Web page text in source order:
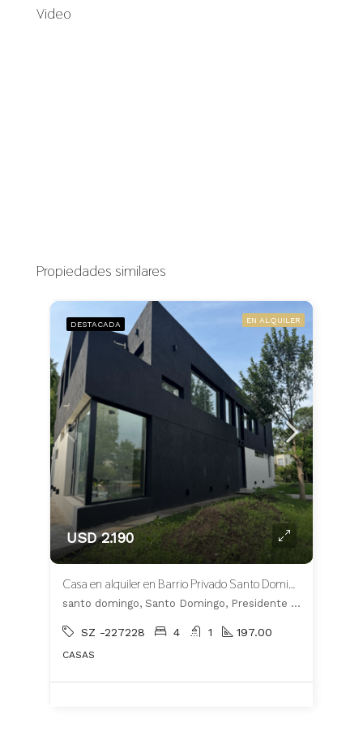
Video
Propiedades similares
DESTACADA EN ALQUILER
USD 2.190
Casa en alquiler en Barrio Privado Santo Domingo
santo domingo, Santo Domingo, Presidente Perón
SZ -227228 4 1 197.00
CASAS